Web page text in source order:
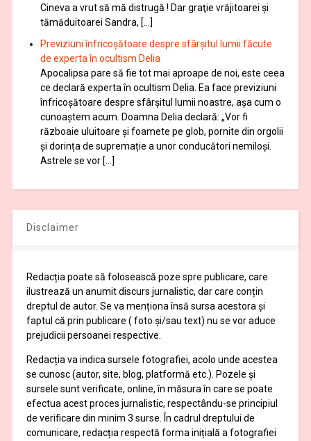
Cineva a vrut să mă distrugă ! Dar graţie vrăjitoarei și
tămăduitoarei Sandra, […]
Previziuni înfricoșătoare despre sfârșitul lumii făcute
de experta în ocultism Delia
Apocalipsa pare să fie tot mai aproape de noi, este ceea
ce declară experta în ocultism Delia. Ea face previziuni
înfricoșătoare despre sfârșitul lumii noastre, așa cum o
cunoaștem acum. Doamna Delia declară: „Vor fi
războaie uluitoare și foamete pe glob, pornite din orgolii
și dorința de supremație a unor conducători nemiloși.
Astrele se vor […]
Disclaimer
Redacția poate să folosească poze spre publicare, care
ilustrează un anumit discurs jurnalistic, dar care conțin
dreptul de autor. Se va menționa însă sursa acestora și
faptul că prin publicare ( foto și/sau text) nu se vor aduce
prejudicii persoanei respective.
Redacția va indica sursele fotografiei, acolo unde acestea
se cunosc (autor, site, blog, platformă etc.). Pozele și
sursele sunt verificate, online, în măsura în care se poate
efectua acest proces jurnalistic, respectându-se principiul
de verificare din minim 3 surse. În cadrul dreptului de
comunicare, redacția respectă forma inițială a fotografiei